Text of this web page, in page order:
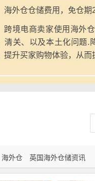
海外仓 英国海外仓储资讯
海外仓仓储费用，免仓期
跨境电商卖家使用海外
清关、以及本土化问题.
提升买家购物体验，从而